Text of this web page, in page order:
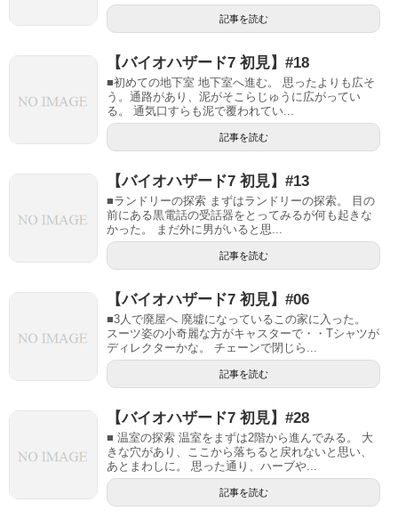
記事を読む
【バイオハザード7 初見】#18
■初めての地下室 地下室へ進む。 思ったよりも広そ
う。通路があり、泥がそこらじゅうに広がってい
る。 通気口すらも泥で覆われてい...
記事を読む
【バイオハザード7 初見】#13
■ランドリーの探索 まずはランドリーの探索。 目の
前にある黒電話の受話器をとってみるが何も起きな
かった。 まだ外に男がいると思...
記事を読む
【バイオハザード7 初見】#06
■3人で廃屋へ 廃墟になっているこの家に入った。
スーツ姿の小奇麗な方がキャスターで・・Tシャツが
ディレクターかな。 チェーンで閉じら...
記事を読む
【バイオハザード7 初見】#28
■ 温室の探索 温室をまずは2階から進んでみる。 大
きな穴があり、ここから落ちると戻れないと思い、
あとまわしに。 思った通り、ハーブや...
記事を読む